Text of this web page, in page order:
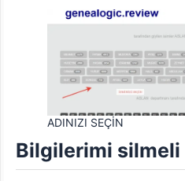
ADINIZI SEÇİN
Bilgilerimi silmeli